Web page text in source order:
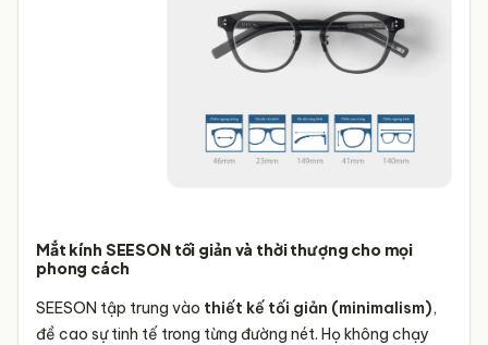
Mắt kính SEESON tối giản và thời thượng cho mọi
phong cách
SEESON tập trung vào thiết kế tối giản (minimalism),
đề cao sự tinh tế trong từng đường nét. Họ không chạy